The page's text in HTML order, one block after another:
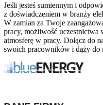
Jeśli jesteś sumiennym i
z doświadczeniem w branży
W zamian za Twoje
pracy, możliwość uczestnictwa
atmosferę w pracy. Dołącz do
swoich pracowników i dąży do